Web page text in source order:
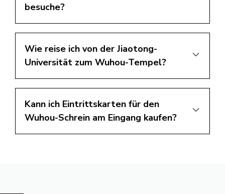
besuche?
Wie reise ich von der Jiaotong-
Universität zum Wuhou-Tempel?
Kann ich Eintrittskarten für den
Wuhou-Schrein am Eingang kaufen?